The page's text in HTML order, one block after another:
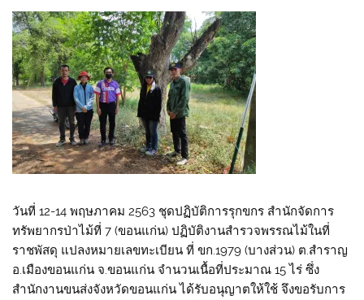
วันที่ 12-14 พฤษภาคม 2563 ชุดปฏิบัติการรุกขกร สำนักจัดการ
ทรัพยากรป่าไม้ที่ 7 (ขอนแก่น) ปฏิบัติงานสำรวจพรรณไม้ในที่
ราชพัสดุ แปลงหมายเลขทะเบียน ที่ ขก.1979 (บางส่วน) ต.สำราญ
อ.เมืองขอนแก่น จ.ขอนแก่น จำนวนเนื้อที่ประมาณ 15 ไร่ ซึ่ง
สำนักงานขนส่งจังหวัดขอนแก่น ได้รับอนุญาตให้ใช้ จึงขอรับการ